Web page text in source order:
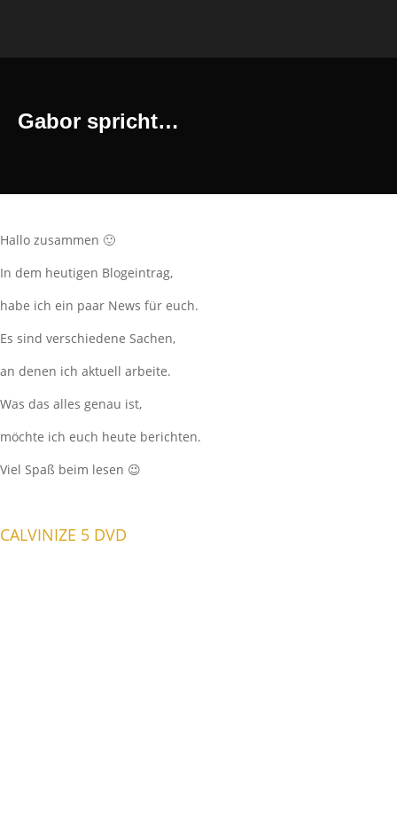
Gabor spricht…
Hallo zusammen 🙂
In dem heutigen Blogeintrag,
habe ich ein paar News für euch.
Es sind verschiedene Sachen,
an denen ich aktuell arbeite.
Was das alles genau ist,
möchte ich euch heute berichten.
Viel Spaß beim lesen 😉
CALVINIZE 5 DVD